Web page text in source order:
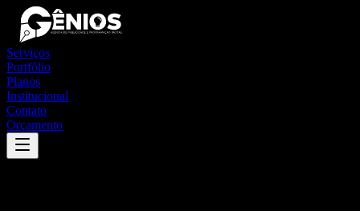
Serviços
Portfólio
Planos
Institucional
Contato
Orçamento